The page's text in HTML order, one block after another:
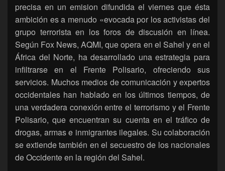
precisa en un emision difundida el viernes que ésta
ambición es a menudo «evocada por los activistas del
grupo terrorista en los foros de discusión en línea.
Según Fox News, AQMI, que opera en el Sahel y en el
África del Norte, ha desarrollado una estrategia para
infiltrarse en el Frente Polisario, ofreciendo sus
servicios. Muchos medios de comunicación y expertos
occidentales han hablado en los últimos tiempos, de
una verdadera conexión entre el terrorismo y el Frente
Polisario, que encuentran su cuenta en el tráfico de
drogas, armas e inmigrantes ilegales. Su colaboración
se extiende también en el secuestro de los nacionales
de Occidente en la región del Sahel.